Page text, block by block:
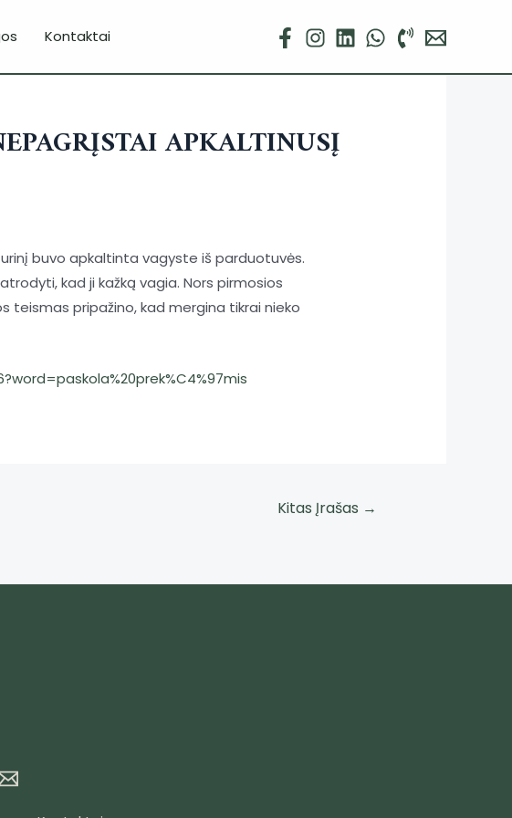
Kontaktai
APKALTINUSĮ
buvo apkaltinta vagyste iš parduotuvės.
kad ji kažką vagia. Nors pirmosios
pripažino, kad mergina tikrai nieko
Kitas Įrašas →